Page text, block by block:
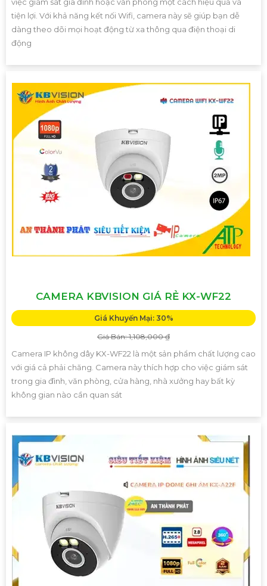
tiện lợi. Với khả năng kết nối Wifi, camera này sẽ giúp bạn dễ
dàng theo dõi mọi hoạt động từ xa thông qua điện thoại di
động
CAMERA KBVISION GIÁ RẺ KX-WF22
Giá Khuyến Mại: 30%
Giá Bán: 1,108,000 ₫
Camera IP không dây KX-WF22 là một sản phẩm chất lượng cao
với giá cả phải chăng. Camera này thích hợp cho việc giám sát
trong gia đình, văn phòng, cửa hàng, nhà xưởng hay bất kỳ
không gian nào cần quan sát